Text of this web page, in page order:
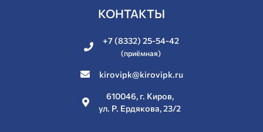
КОНТАКТЫ
+7 (8332) 25-54-42
(приёмная)
kirovipk@kirovipk.ru
610046, г. Киров,
ул. Р. Ердякова, 23/2